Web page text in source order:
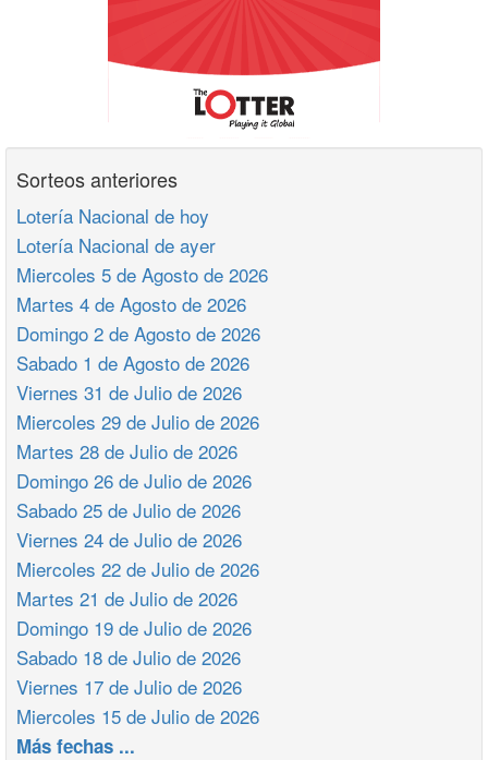
Sorteos anteriores
Lotería Nacional de hoy
Lotería Nacional de ayer
Miercoles 5 de Agosto de 2026
Martes 4 de Agosto de 2026
Domingo 2 de Agosto de 2026
Sabado 1 de Agosto de 2026
Viernes 31 de Julio de 2026
Miercoles 29 de Julio de 2026
Martes 28 de Julio de 2026
Domingo 26 de Julio de 2026
Sabado 25 de Julio de 2026
Viernes 24 de Julio de 2026
Miercoles 22 de Julio de 2026
Martes 21 de Julio de 2026
Domingo 19 de Julio de 2026
Sabado 18 de Julio de 2026
Viernes 17 de Julio de 2026
Miercoles 15 de Julio de 2026
Más fechas ...